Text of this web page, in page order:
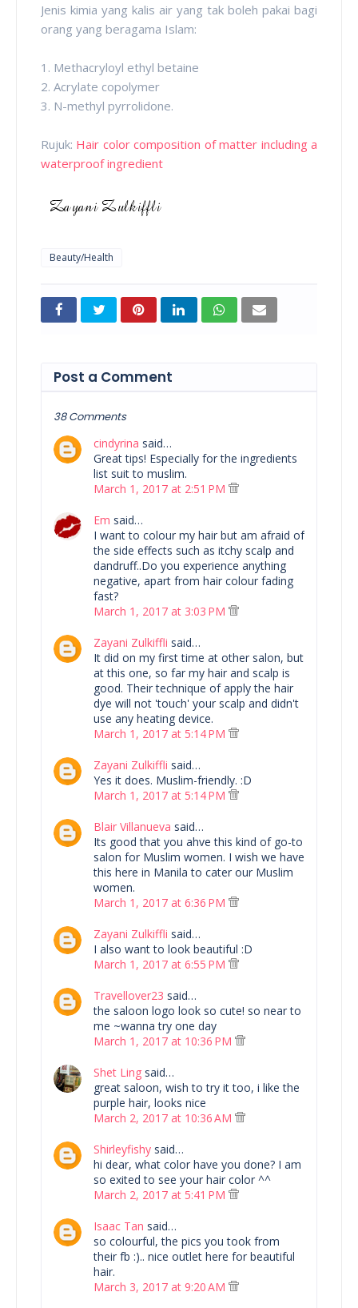
Jenis kimia yang kalis air yang tak boleh pakai bagi
orang yang beragama Islam:
1. Methacryloyl ethyl betaine
2. Acrylate copolymer
3. N-methyl pyrrolidone.
Rujuk: Hair color composition of matter including a
waterproof ingredient
Beauty/Health
Post a Comment
38 Comments
cindyrina said…
Great tips! Especially for the ingredients
list suit to muslim.
March 1, 2017 at 2:51 PM
Em said…
I want to colour my hair but am afraid of
the side effects such as itchy scalp and
dandruff..Do you experience anything
negative, apart from hair colour fading
fast?
March 1, 2017 at 3:03 PM
Zayani Zulkiffli said…
It did on my first time at other salon, but
at this one, so far my hair and scalp is
good. Their technique of apply the hair
dye will not 'touch' your scalp and didn't
use any heating device.
March 1, 2017 at 5:14 PM
Zayani Zulkiffli said…
Yes it does. Muslim-friendly. :D
March 1, 2017 at 5:14 PM
Blair Villanueva said…
Its good that you ahve this kind of go-to
salon for Muslim women. I wish we have
this here in Manila to cater our Muslim
women.
March 1, 2017 at 6:36 PM
Zayani Zulkiffli said…
I also want to look beautiful :D
March 1, 2017 at 6:55 PM
Travellover23 said…
the saloon logo look so cute! so near to
me ~wanna try one day
March 1, 2017 at 10:36 PM
Shet Ling said…
great saloon, wish to try it too, i like the
purple hair, looks nice
March 2, 2017 at 10:36 AM
Shirleyfishy said…
hi dear, what color have you done? I am
so exited to see your hair color ^^
March 2, 2017 at 5:41 PM
Isaac Tan said…
so colourful, the pics you took from
their fb :).. nice outlet here for beautiful
hair.
March 3, 2017 at 9:20 AM